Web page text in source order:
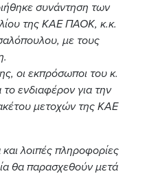
συνάντηση των
της ΚΑΕ ΠΑΟΚ, κ.κ.
με τους
οι εκπρόσωποι του κ.
ενδιαφέρον για την
μετοχών της ΚΑΕ
λοιπές πληροφορίες
θα παρασχεθούν μετά